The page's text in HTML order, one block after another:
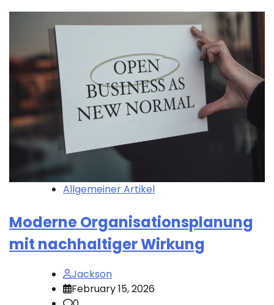
Allgemeiner Artikel
Moderne Organisationsplanung
mit nachhaltiger Wirkung
Jackson
February 15, 2026